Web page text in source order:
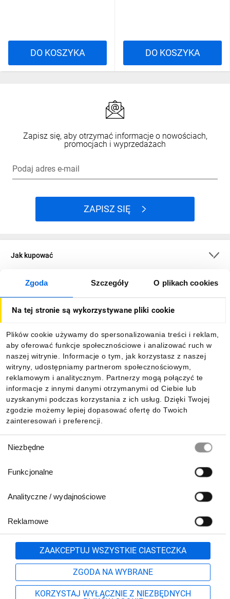
Zgoda Szczegóły O plikach cookies
Na tej stronie są wykorzystywane pliki cookie
Plików cookie używamy do spersonalizowania treści i reklam,
aby oferować funkcje społecznościowe i analizować ruch w
naszej witrynie. Informacje o tym, jak korzystasz z naszej
witryny, udostępniamy partnerom społecznościowym,
reklamowym i analitycznym. Partnerzy mogą połączyć te
informacje z innymi danymi otrzymanymi od Ciebie lub
uzyskanymi podczas korzystania z ich usług. Dzięki Twojej
zgodzie możemy lepiej dopasować ofertę do Twoich
zainteresowań i preferencji.
zgody
Niezbędne
Funkcjonalne
Analityczne / wydajnościowe
Reklamowe
ZAAKCEPTUJ WSZYSTKIE CIASTECZKA
ZGODA NA WYBRANE
KORZYSTAJ WYŁĄCZNIE Z NIEZBĘDNYCH
DO KOSZYKA DO KOSZYKA
Zapisz się, aby otrzymać informacje o nowościach,
promocjach i wyprzedażach
Podaj adres e-mail
ZAPISZ SIĘ
Jak kupować
O firmie
Informacje
Pobierz naszą aplikację mobilną:
801 500 700 lub
71 37 61 600
Formularz kontaktowy